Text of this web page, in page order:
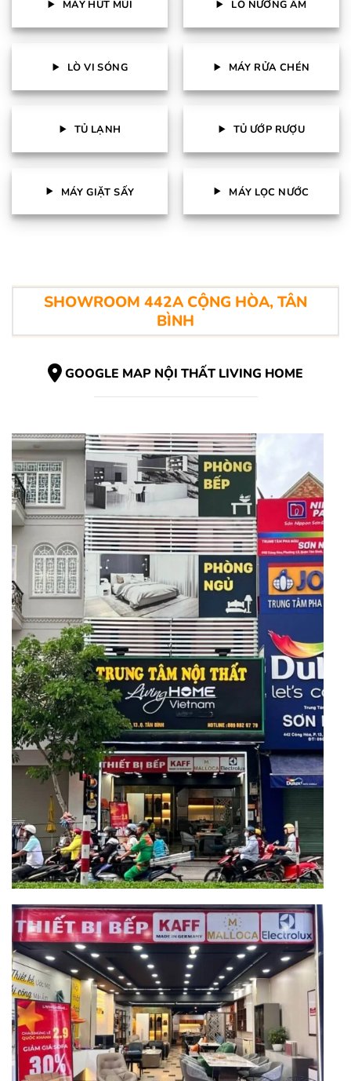
MÁY HÚT MÙI LÒ NƯỚNG ÂM
LÒ VI SÓNG MÁY RỬA CHÉN
TỦ LẠNH TỦ ƯỚP RƯỢU
MÁY GIẶT SẤY MÁY LỌC NƯỚC
SHOWROOM 442A CỘNG HÒA, TÂN
BÌNH
GOOGLE MAP NỘI THẤT LIVING HOME